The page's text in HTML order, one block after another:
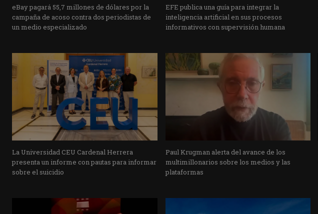
eBay pagará 55,7 millones de dólares por la
campaña de acoso contra dos periodistas de
un medio especializado
EFE publica una guía para integrar la
inteligencia artificial en sus procesos
informativos con supervisión humana
La Universidad CEU Cardenal Herrera
presenta un informe con pautas para informar
sobre el suicidio
Paul Krugman alerta del avance de los
multimillonarios sobre los medios y las
plataformas